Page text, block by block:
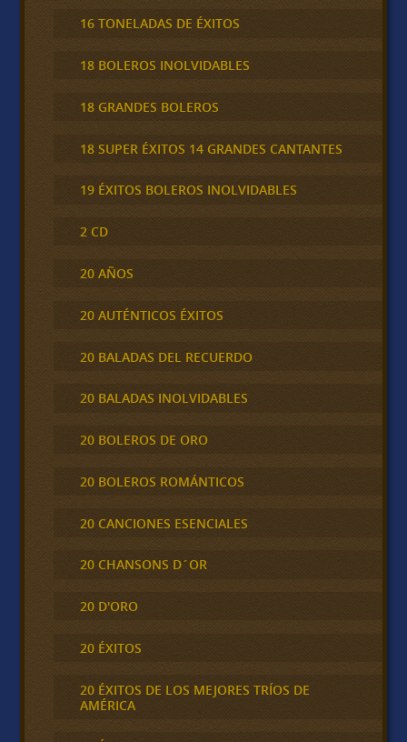
16 TONELADAS DE ÉXITOS
18 BOLEROS INOLVIDABLES
18 GRANDES BOLEROS
18 SUPER ÉXITOS 14 GRANDES CANTANTES
19 ÉXITOS BOLEROS INOLVIDABLES
2 CD
20 AÑOS
20 AUTÉNTICOS ÉXITOS
20 BALADAS DEL RECUERDO
20 BALADAS INOLVIDABLES
20 BOLEROS DE ORO
20 BOLEROS ROMÁNTICOS
20 CANCIONES ESENCIALES
20 CHANSONS D´OR
20 D'ORO
20 ÉXITOS
20 ÉXITOS DE LOS MEJORES TRÍOS DE
AMÉRICA